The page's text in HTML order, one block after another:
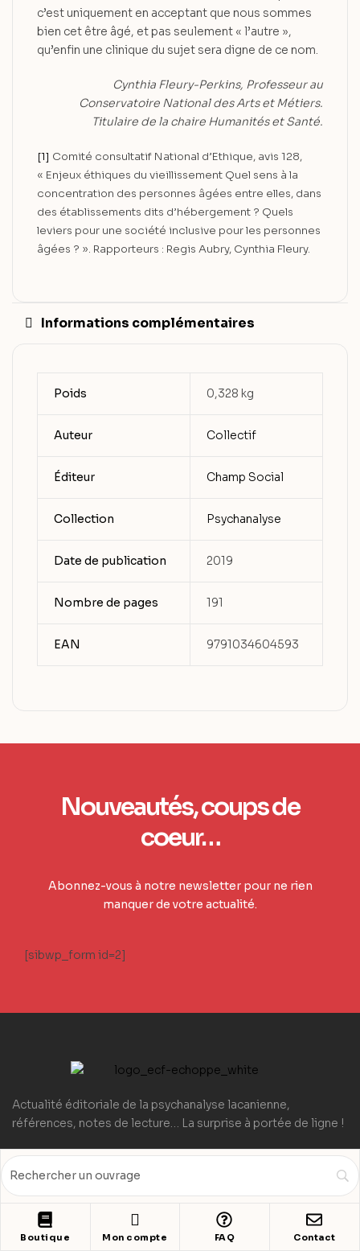
c’est uniquement en acceptant que nous sommes
bien cet être âgé, et pas seulement « l’autre »,
qu’enfin une clinique du sujet sera digne de ce nom.
Cynthia Fleury-Perkins, Professeur au
Conservatoire National des Arts et Métiers.
Titulaire de la chaire Humanités et Santé.
[1] Comité consultatif National d’Ethique, avis 128,
« Enjeux éthiques du vieillissement Quel sens à la
concentration des personnes âgées entre elles, dans
des établissements dits d’hébergement ? Quels
leviers pour une société inclusive pour les personnes
âgées ? ». Rapporteurs : Regis Aubry, Cynthia Fleury.
Informations complémentaires
Poids 0,328 kg
Auteur Collectif
Éditeur Champ Social
Collection Psychanalyse
Date de publication 2019
Nombre de pages 191
EAN 9791034604593
Boutique Mon compte FAQ Contact
Nouveautés, coups de
coeur…
Abonnez-vous à notre newsletter pour ne rien
manquer de votre actualité.
[sibwp_form id=2]
Actualité éditoriale de la psychanalyse lacanienne,
références, notes de lecture… La surprise à portée de ligne !
E-Shop
Nos Partenaires